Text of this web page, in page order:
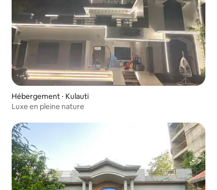
Hébergement ⋅ Kulauti
Luxe en pleine nature